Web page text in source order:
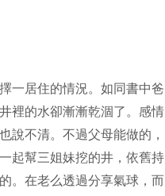
一居住的情況。如同書中爸
裡的水卻漸漸乾涸了。感情
說不清。不過父母能做的，
起幫三姐妹挖的井，依舊持
。在老么透過分享氣球，而